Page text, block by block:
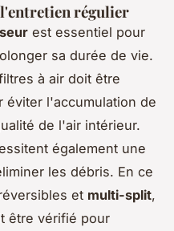
régulier
est essentiel pour
sa durée de vie.
à air doit être
éviter l'accumulation de
de l'air intérieur.
également une
les débris. En ce
et multi-split,
être vérifié pour